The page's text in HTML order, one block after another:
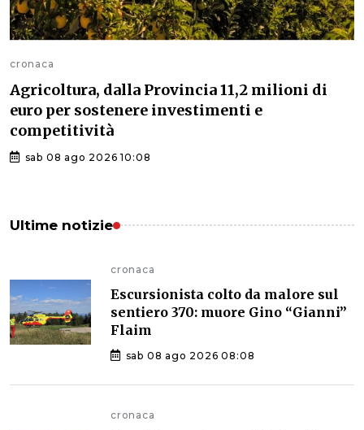
cronaca
Agricoltura, dalla Provincia 11,2 milioni di
euro per sostenere investimenti e
competitività
sab 08 ago 2026 10:08
Ultime notizie
cronaca
Escursionista colto da malore sul
sentiero 370: muore Gino “Gianni”
Flaim
sab 08 ago 2026 08:08
cronaca